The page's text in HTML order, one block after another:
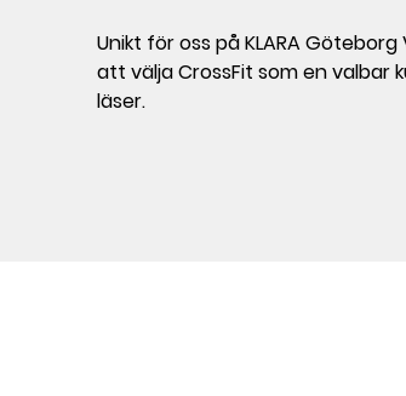
Unikt för oss på KLARA
att välja CrossFit som en valbar
läser.